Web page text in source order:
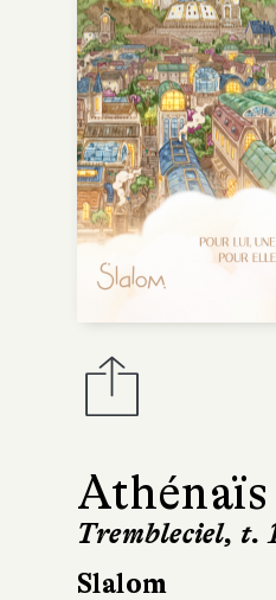
Trembleciel, t.
Slalom